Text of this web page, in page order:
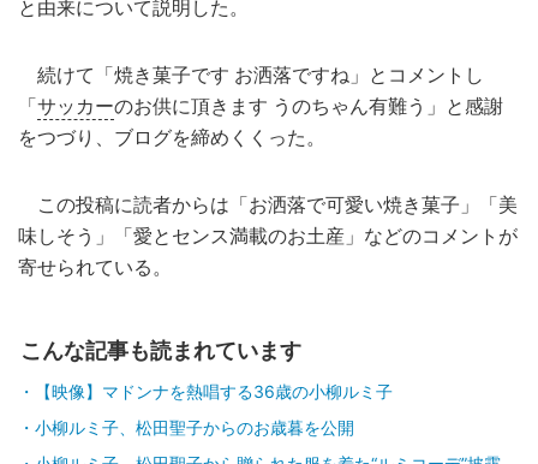
と由来について説明した。
続けて「焼き菓子です お洒落ですね」とコメントし
「 サッカーのお供に頂きます うのちゃん有難う」と感謝
をつづり、ブログを締めくくった。
この投稿に読者からは「お洒落で可愛い焼き菓子」「美
味しそう」「愛とセンス満載のお土産」などのコメントが
寄せられている。
こんな記事も読まれています
【映像】マドンナを熱唱する36歳の小柳ルミ子
小柳ルミ子、松田聖子からのお歳暮を公開